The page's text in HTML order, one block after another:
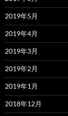
2019年5月
2019年4月
2019年3月
2019年2月
2019年1月
2018年12月